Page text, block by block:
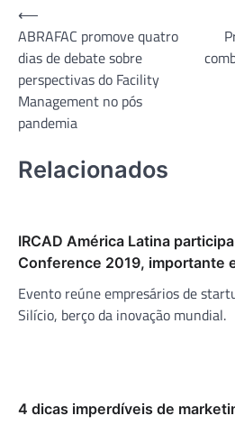
Navegação
de
Post
⟵
ABRAFAC promove quatro
dias de debate sobre
perspectivas do Facility
Management no pós
pandemia
Relacionados
IRCAD América Latina
Conference 2019, importante
Evento reúne empresários de
Silício, berço da inovação mundial.
4 dicas imperdíveis de